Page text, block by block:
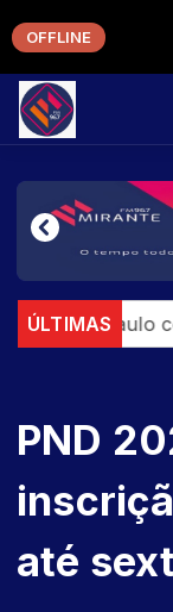
OFFLINE
ÚLTIMAS
Paulo confirma
PND
até